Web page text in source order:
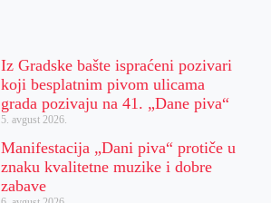
Iz Gradske bašte ispraćeni pozivari
koji besplatnim pivom ulicama
grada pozivaju na 41. „Dane piva“
5. avgust 2026.
Manifestacija „Dani piva“ protiče u
znaku kvalitetne muzike i dobre
zabave